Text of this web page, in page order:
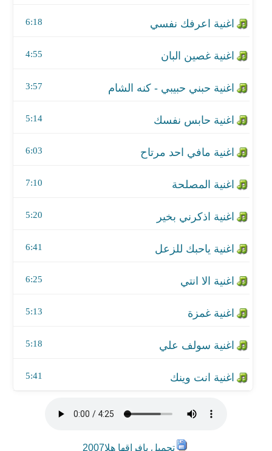
6:18
4:55
3:57
5:14
اغنية مافي احد مرتاح
6:03
7:10
5:20
6:41
اغنية الا انتي
6:25
اغنية غمزة
5:13
اغنية سولف علي
5:18
5:41
تحميل يافراقها هلا2007